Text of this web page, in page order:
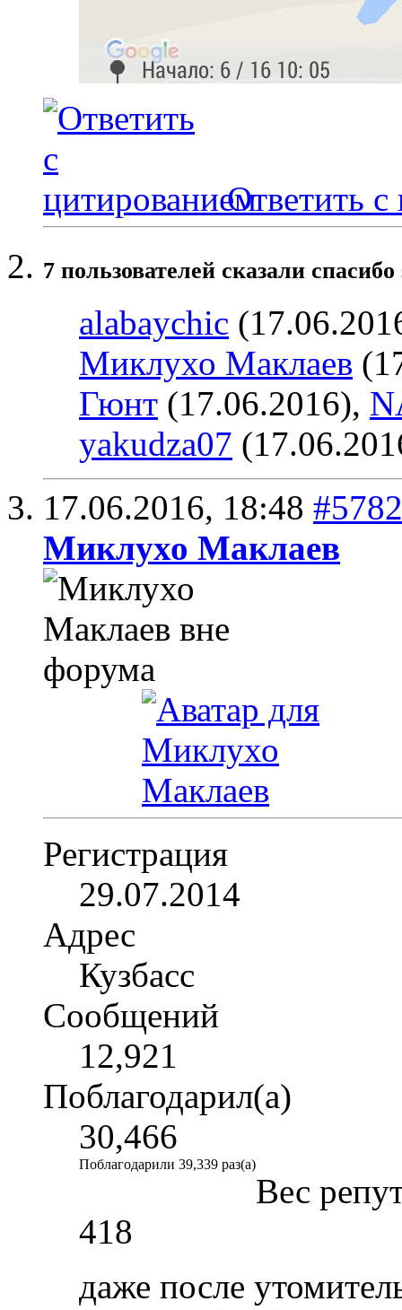
Ответить с
7 пользователей сказали
alabaychic
Миклухо Маклаев
Гюнт (17.06.2016),
yakudza07
17.06.2016, 18:48 #5782
Миклухо Маклаев
Регистрация
29.07.2014
Адрес
Кузбасс
Сообщений
12,921
Поблагодарил(а)
30,466
Поблагодарили 39,339 раз(а)
Вес
418
даже после